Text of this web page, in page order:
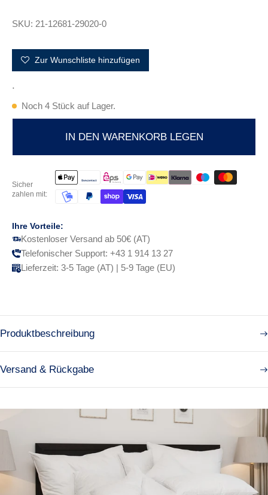
s
SKU: 21-12681-29020-0
Zur Wunschliste hinzufügen
.
Noch 4 Stück auf Lager.
IN DEN WARENKORB LEGEN
Sicher
zahlen mit:
Ihre Vorteile:
Kostenloser Versand ab 50€ (AT)
Telefonischer Support: +43 1 914 13 27
Lieferzeit: 3-5 Tage (AT) | 5-9 Tage (EU)
Produktbeschreibung
Versand & Rückgabe